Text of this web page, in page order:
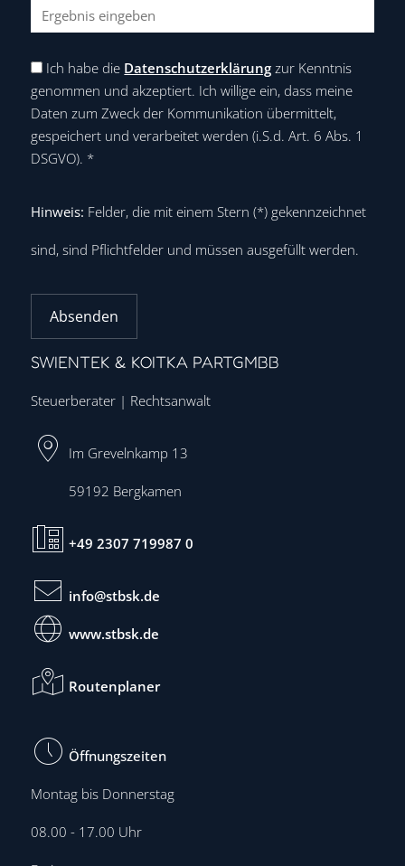
Ich habe die Datenschutzerklärung zur Kenntnis
genommen und akzeptiert. Ich willige ein, dass meine
Daten zum Zweck der Kommunikation übermittelt,
gespeichert und verarbeitet werden (i.S.d. Art. 6 Abs. 1
DSGVO). *
Hinweis: Felder, die mit einem Stern (*) gekennzeichnet
sind, sind Pflichtfelder und müssen ausgefüllt werden.
Absenden
SWIENTEK & KOITKA PARTGMBB
Steuerberater | Rechtsanwalt
Im Grevelnkamp 13
59192 Bergkamen
+49 2307 719987 0
info@stbsk.de
www.stbsk.de
Routenplaner
Öffnungszeiten
Montag bis Donnerstag
08.00 - 17.00 Uhr